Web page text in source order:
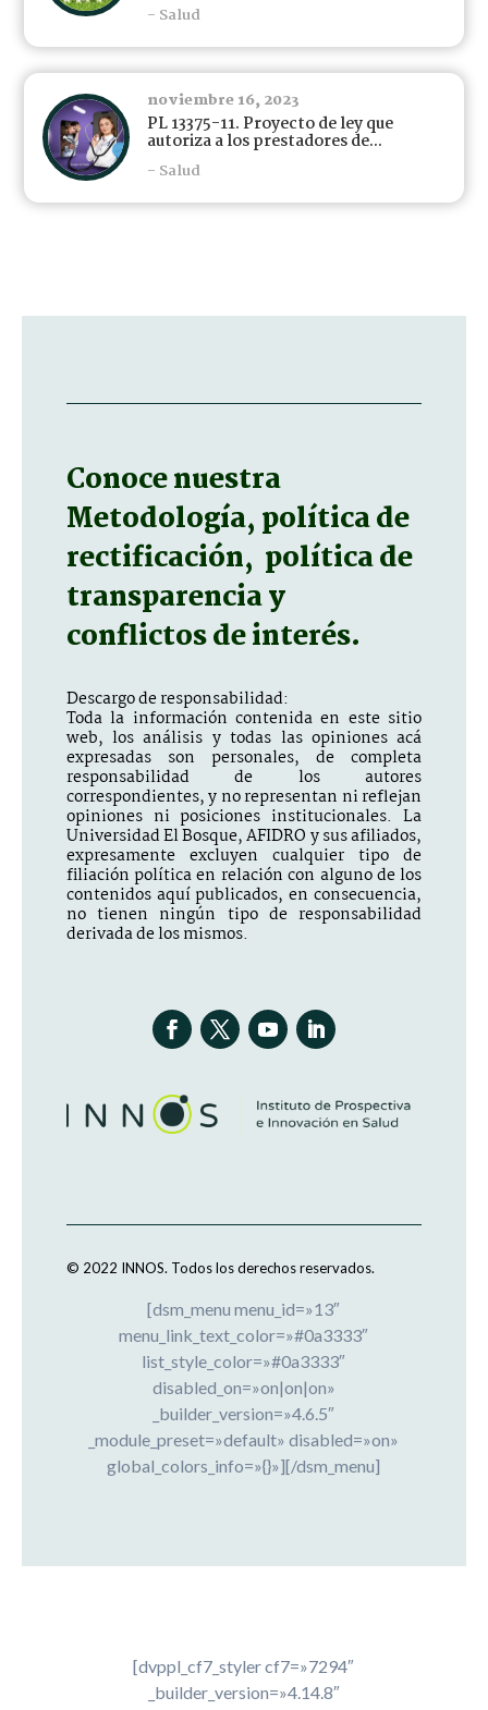
- Salud
noviembre 16, 2023
PL 13375-11. Proyecto de ley que
autoriza a los prestadores de...
- Salud
Conoce nuestra
Metodología, política de
rectificación, política de
transparencia y
conflictos de interés.
Descargo de responsabilidad:
Toda la información contenida en este sitio
web, los análisis y todas las opiniones acá
expresadas son personales, de completa
responsabilidad de los autores
correspondientes, y no representan ni reflejan
opiniones ni posiciones institucionales. La
Universidad El Bosque, AFIDRO y sus afiliados,
expresamente excluyen cualquier tipo de
filiación política en relación con alguno de los
contenidos aquí publicados, en consecuencia,
no tienen ningún tipo de responsabilidad
derivada de los mismos.
© 2022 INNOS. Todos los derechos reservados.
[dsm_menu menu_id=»13″
menu_link_text_color=»#0a3333″
list_style_color=»#0a3333″
disabled_on=»on|on|on»
_builder_version=»4.6.5″
_module_preset=»default» disabled=»on»
global_colors_info=»{}»][/dsm_menu]
[dvppl_cf7_styler cf7=»7294″
_builder_version=»4.14.8″